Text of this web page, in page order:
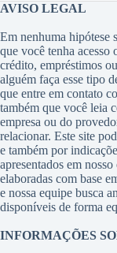
AVISO LEGAL
Em nenhuma hipótese
que você tenha acesso
crédito, empréstimos
alguém faça esse tipo
que entre em contato
também que você leia
empresa ou do
relacionar. Este site
e também por
apresentados em
elaboradas com base
e nossa equipe busca
disponíveis de forma
INFORMAÇÕES